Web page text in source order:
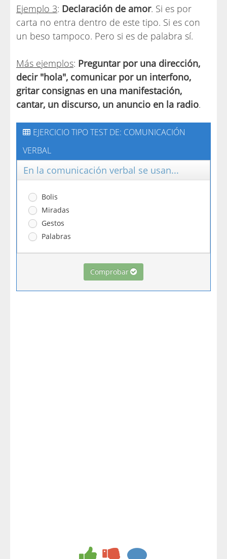
Ejemplo 3: Declaración de amor. Si es por
carta no entra dentro de este tipo. Si es con
un beso tampoco. Pero si es de palabra sí.
Más ejemplos: Preguntar por una dirección,
decir "hola", comunicar por un interfono,
gritar consignas en una manifestación,
cantar, un discurso, un anuncio en la radio.
EJERCICIO TIPO TEST DE: COMUNICACIÓN
VERBAL
En la comunicación verbal se usan...
Bolis
Miradas
Gestos
Palabras
Comprobar